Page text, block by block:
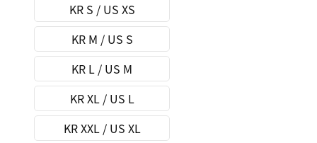
KR S / US XS
KR M / US S
KR L / US M
KR XL / US L
KR XXL / US XL